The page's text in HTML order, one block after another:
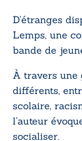
D’étranges
Lemps, une
bande de
À travers une
différents,
scolaire,
l’auteur
socialiser.